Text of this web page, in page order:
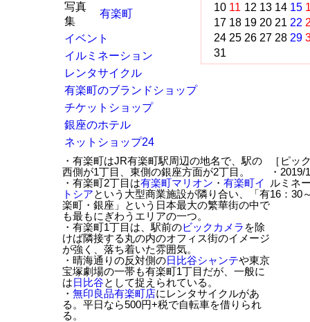
写真
集
有楽町
イベント
イルミネーション
レンタサイクル
有楽町のブランドショップ
チケットショップ
銀座のホテル
ネットショップ24
10 11 12 13 14 15
17 18 19 20 21 22
24 25 26 27 28 29
31
・有楽町はJR有楽町駅周辺の地名で、駅の
西側が1丁目、東側の銀座方面が2丁目。
・有楽町2丁目は有楽町マリオン ・ 有楽町イ
トシアという大型商業施設が隣り合い、「有
楽町・銀座」という日本最大の繁華街の中で
も最もにぎわうエリアの一つ。
・有楽町1丁目は、駅前のビックカメラ を除
けば隣接する丸の内のオフィス街のイメージ
が強く、落ち着いた雰囲気。
・晴海通りの反対側の日比谷シャンテや東京
宝塚劇場の一帯も有楽町1丁目だが、一般に
は日比谷として捉えられている。
・ 無印良品有楽町店にレンタサイクルがあ
る。平日なら500円+税で自転車を借りられ
る。
［ピッ
・
ルミネ
16：30